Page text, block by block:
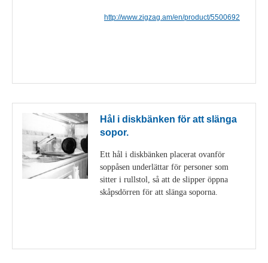
http://www.zigzag.am/en/product/5500692
Hål i diskbänken för att slänga
sopor.
Ett hål i diskbänken placerat ovanför
soppåsen underlättar för personer som
sitter i rullstol, så att de slipper öppna
skåpsdörren för att slänga soporna.